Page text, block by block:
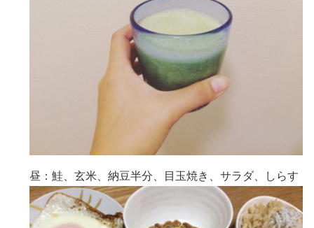
昼：鮭、玄米、納豆半分、目玉焼き、サラダ、しらす